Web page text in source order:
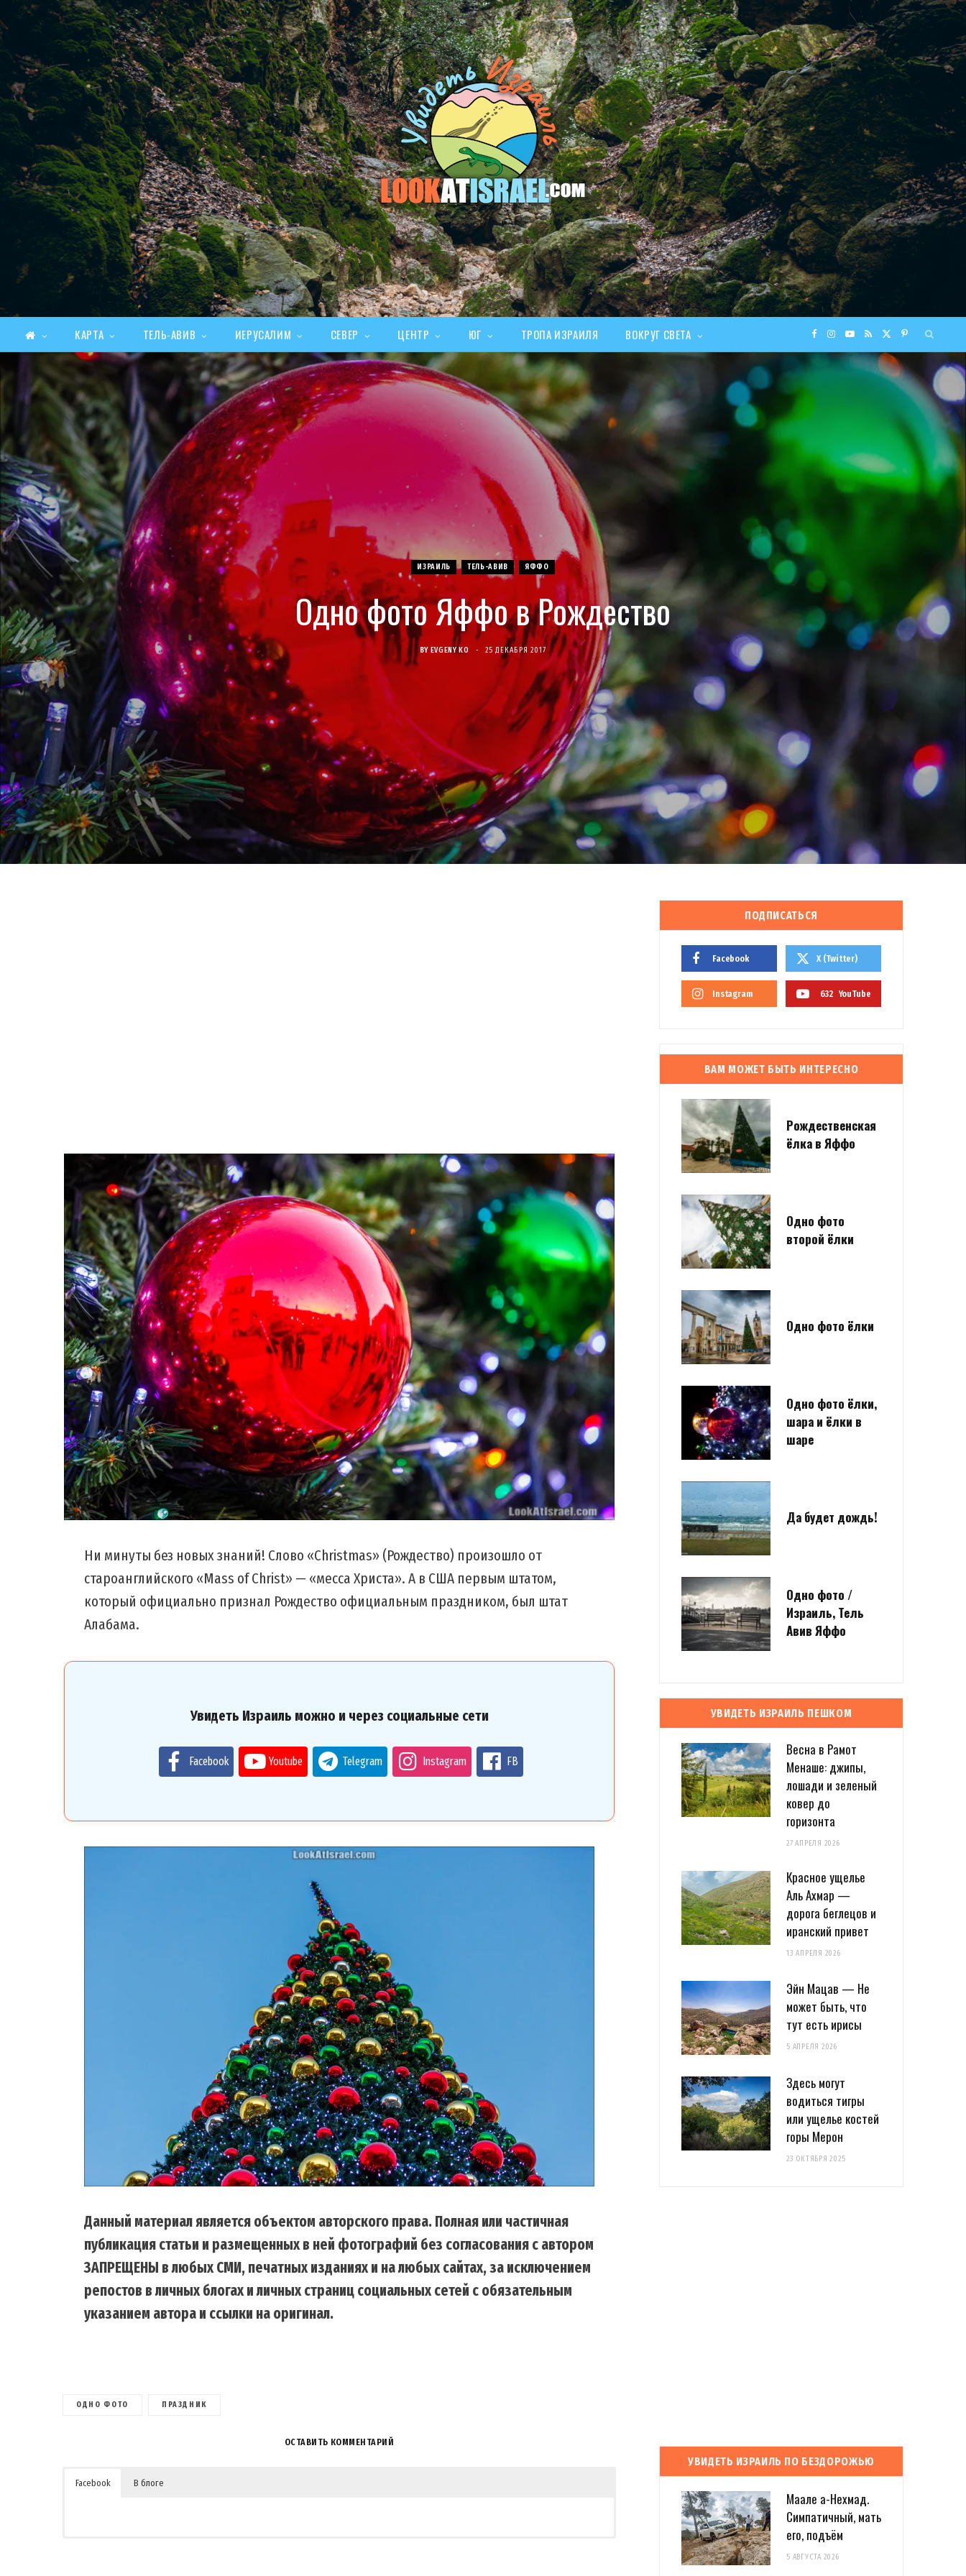
F I
a
Y
o
u
R
(
i
P
i
n
t
КАРТА ТЕЛЬ-АВИВ ИЕРУСАЛИМ СЕВЕР ЦЕНТР ЮГ ТРОПА ИЗРАИЛЯ ВОКРУГ СВЕТА
ИЗРАИЛЬ ТЕЛЬ-АВИВ ЯФФО
Одно фото Яффо в Рождество
BY EVGENY KO 25 ДЕКАБРЯ 2017
Ни минуты без новых знаний! Слово «Christmas» (Рождество) произошло от
староанглийского «Mass of Christ» — «месса Христа». А в США первым штатом,
который официально признал Рождество официальным праздником, был штат
Алабама.
Увидеть Израиль можно и через социальные сети
Facebook Youtube Telegram Instagram FB
Данный материал является объектом авторского права. Полная или частичная
публикация статьи и размещенных в ней фотографий без согласования с автором
ЗАПРЕЩЕНЫ в любых СМИ, печатных изданиях и на любых сайтах, за исключением
репостов в личных блогах и личных страниц социальных сетей с обязательным
указанием автора и ссылки на оригинал.
ОДНО ФОТО ПРАЗДНИК
ОСТАВИТЬ КОММЕНТАРИЙ
Facebook В блоге
ПОДПИСАТЬСЯ
Facebook X (Twitter)
Instagram 632 YouTube
ВАМ МОЖЕТ БЫТЬ ИНТЕРЕСНО
Рождественская
ёлка в Яффо
Одно фото
второй ёлки
Одно фото ёлки
Одно фото ёлки,
шара и ёлки в
шаре
Да будет дождь!
Одно фото /
Израиль, Тель
Авив Яффо
УВИДЕТЬ ИЗРАИЛЬ ПЕШКОМ
Весна в Рамот
Менаше: джипы,
лошади и зеленый
ковер до
горизонта
27 АПРЕЛЯ 2026
Красное ущелье
Аль Ахмар —
дорога беглецов и
иранский привет
13 АПРЕЛЯ 2026
Эйн Мацав — Не
может быть, что
тут есть ирисы
5 АПРЕЛЯ 2026
Здесь могут
водиться тигры
или ущелье костей
горы Мерон
23 ОКТЯБРЯ 2025
УВИДЕТЬ ИЗРАИЛЬ ПО БЕЗДОРОЖЬЮ
Маале а-Нехмад.
Симпатичный, мать
его, подъём
5 АВГУСТА 2026